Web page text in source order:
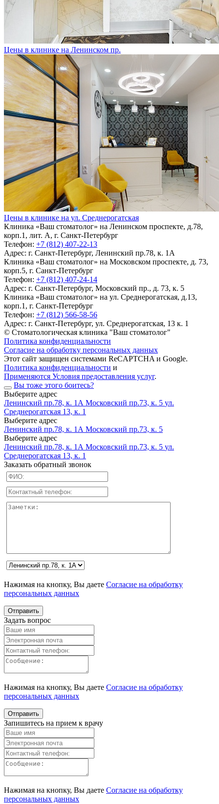
Цены в клинике на Ленинском пр.
Цены в клинике на ул. Среднерогатская
Клиника «Ваш стоматолог» на Ленинском проспекте, д.78,
корп.1, лит. А, г. Санкт-Петербург
Телефон: +7 (812) 407-22-13
Адрес: г. Санкт-Петербург, Ленинский пр.78, к. 1А
Клиника «Ваш стоматолог» на Московском проспекте, д. 73,
корп.5, г. Санкт-Петербург
Телефон: +7 (812) 407-24-14
Адрес: г. Санкт-Петербург, Московский пр., д. 73, к. 5
Клиника «Ваш стоматолог» на ул. Среднерогатская, д.13,
корп.1, г. Санкт-Петербург
Телефон: +7 (812) 566-58-56
Адрес: г. Санкт-Петербург, ул. Среднерогатская, 13 к. 1
© Стоматологическая клиника "Ваш стоматолог"
Политика конфиденциальности
Согласие на обработку персональных данных
Этот сайт защищен системами ReCAPTCHA и Google.
Политика конфиденциальности и
Применяются Условия предоставления услуг.
Вы тоже этого боитесь?
Выберите адрес
Ленинский пр.78, к. 1А Московский пр.73, к. 5 ул.
Среднерогатская 13, к. 1
Выберите адрес
Ленинский пр.78, к. 1А Московский пр.73, к. 5
Выберите адрес
Ленинский пр.78, к. 1А Московский пр.73, к. 5 ул.
Среднерогатская 13, к. 1
Заказать обратный звонок
Нажимая на кнопку, Вы даете Согласие на обработку
персональных данных
Задать вопрос
Нажимая на кнопку, Вы даете Согласие на обработку
персональных данных
Запишитесь на прием к врачу
Нажимая на кнопку, Вы даете Согласие на обработку
персональных данных